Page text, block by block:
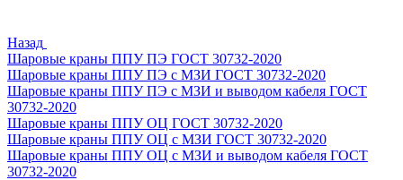
Назад
Шаровые краны ППУ ПЭ ГОСТ 30732-2020
Шаровые краны ППУ ПЭ с МЗИ ГОСТ 30732-2020
Шаровые краны ППУ ПЭ с МЗИ и выводом кабеля ГОСТ
30732-2020
Шаровые краны ППУ ОЦ ГОСТ 30732-2020
Шаровые краны ППУ ОЦ с МЗИ ГОСТ 30732-2020
Шаровые краны ППУ ОЦ с МЗИ и выводом кабеля ГОСТ
30732-2020